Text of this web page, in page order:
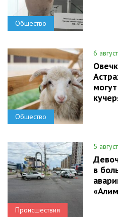
Общество
Общество
6
Происшествия
5
в